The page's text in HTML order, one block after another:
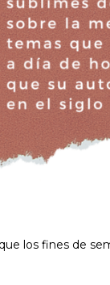
los fines de